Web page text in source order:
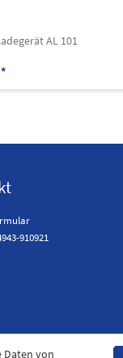
AL 101
910921
Daten von